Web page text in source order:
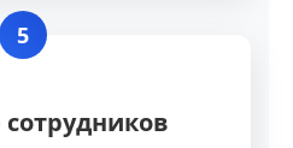
5